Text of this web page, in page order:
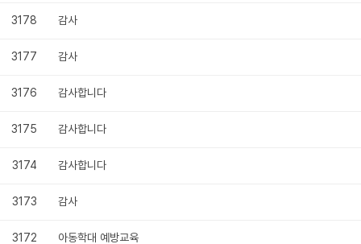
3178 감사
3177 감사
3176 감사합니다
3175 감사합니다
3174 감사합니다
3173 감사
3172 아동학대 예방교육